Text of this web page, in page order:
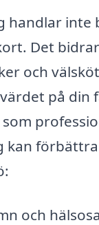
handlar inte
Det
och
på din
kan
och